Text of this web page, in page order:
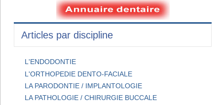
Articles par discipline
L'ENDODONTIE
L'ORTHOPEDIE DENTO-FACIALE
LA PARODONTIE / IMPLANTOLOGIE
LA PATHOLOGIE / CHIRURGIE BUCCALE